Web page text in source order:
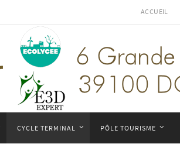
ACCUEIL
CYCLE TERMINAL PÔLE TOURISME